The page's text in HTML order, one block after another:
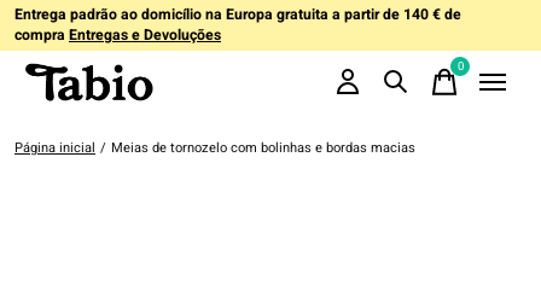
Entrega padrão ao domicílio na Europa gratuita a partir de 140 € de
compra Entregas e Devoluções
0items
Página inicial / Meias de tornozelo com bolinhas e bordas macias